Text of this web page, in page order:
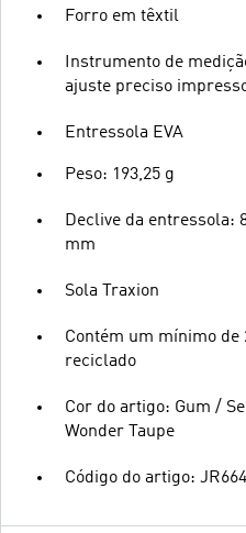
Forro em têxtil
Instrumento de
ajuste preciso
Entressola EVA
Peso: 193,25 g
Declive da entressola:
mm
Sola Traxion
Contém um mínimo de
reciclado
Cor do artigo: Gum /
Wonder Taupe
Código do artigo: